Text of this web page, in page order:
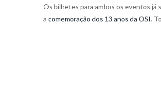
Os bilhetes para ambos os eventos já
a comemoração dos 13 anos da OSI.